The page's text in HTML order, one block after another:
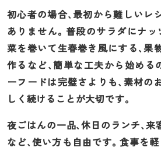
初心者の場合、最初から難しいレ
ありません。普段のサラダにナッ
菜を巻いて生春巻き風にする、果
作るなど、簡単な工夫から始める
ーフードは完璧さよりも、素材の
しく続けることが大切です。
夜ごはんの一品、休日のランチ、
など、使い方も自由です。食事を